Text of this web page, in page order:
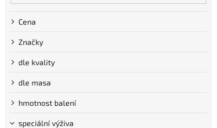
Cena
Značky
dle kvality
dle masa
hmotnost balení
speciální výživa